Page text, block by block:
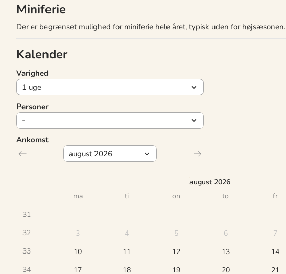
Miniferie
Der er begrænset mulighed for miniferie hele året, typisk uden for højsæsonen.
Kalender
Ankomst
august 2026
ma
ti on to fr
31
32
3 4 5 6 7
33
10 11 12 13 14
34
17 18 19 20 21
Varighed
Personer